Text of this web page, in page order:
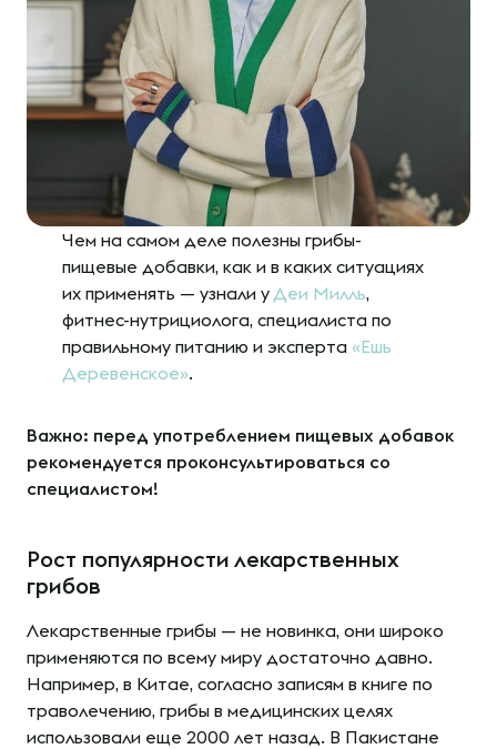
Чем на самом деле полезны грибы-
пищевые добавки, как и в каких ситуациях
их применять — узнали у Деи Милль,
фитнес-нутрициолога, специалиста по
правильному питанию и эксперта «Ешь
Деревенское».
Важно: перед употреблением пищевых добавок
рекомендуется проконсультироваться со
специалистом!
Рост популярности лекарственных
грибов
Лекарственные грибы — не новинка, они широко
применяются по всему миру достаточно давно.
Например, в Китае, согласно записям в книге по
траволечению, грибы в медицинских целях
использовали еще 2000 лет назад. В Пакистане